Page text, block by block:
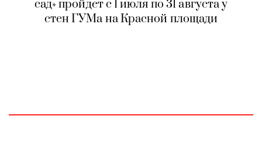
сад» пройдет с 1 июля по 31 августа у
стен ГУМа на Красной площади